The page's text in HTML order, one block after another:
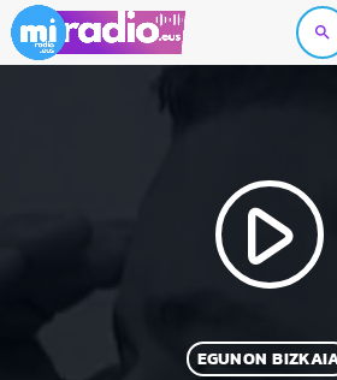
search
play_arrow
EGUNON